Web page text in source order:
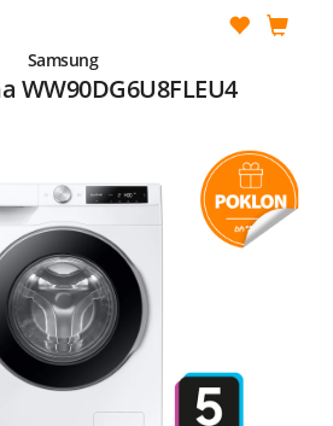
Samsung
WW90DG6U8FLEU4